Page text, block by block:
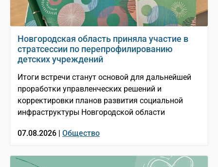
Новгородская область приняла участие в
стратсессии по перепрофилированию
детских учреждений
Итоги встречи станут основой для дальнейшей
проработки управленческих решений и
корректировки планов развития социальной
инфраструктуры Новгородской области
07.08.2026 | Общество